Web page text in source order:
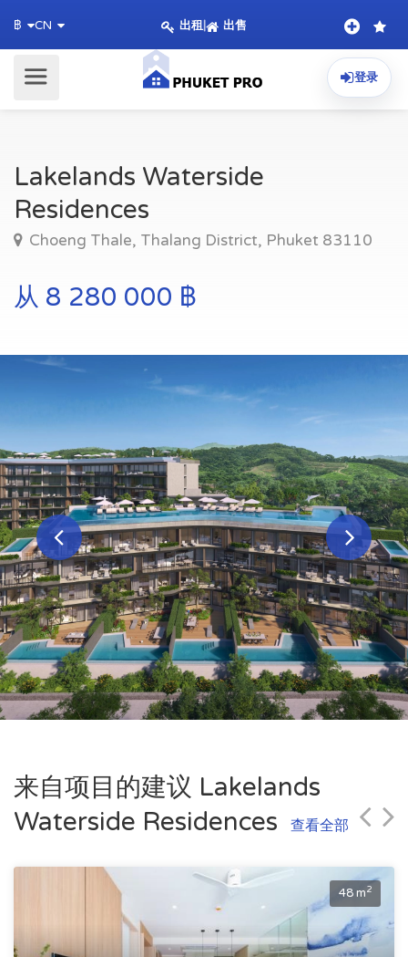
฿ CN 出租| 出售
登录
Lakelands Waterside
Residences
Choeng Thale, Thalang District, Phuket 83110
从 8 280 000 ฿
来自项目的建议 Lakelands
Waterside Residences
查看全部
48 m2